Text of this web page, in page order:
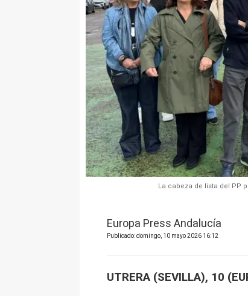
La cabeza de lista del PP
Europa Press Andalucía
Publicado: domingo, 10 mayo 2026 16:12
UTRERA (SEVILLA), 10